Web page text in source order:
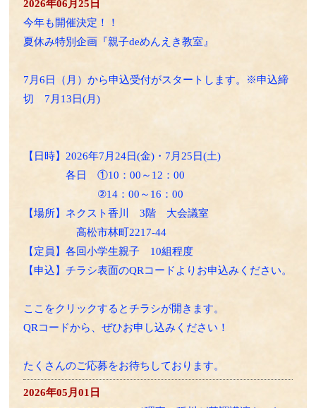
2026年06月25日
今年も開催決定！！
夏休み特別企画『親子deめんえき教室』
7月6日（月）から申込受付がスタートします。※申込締
切 7月13日(月)
【日時】2026年7月24日(金)・7月25日(土)
各日 ①10：00～12：00
②14：00～16：00
【場所】ネクスト香川 3階 大会議室
高松市林町2217-44
【定員】各回小学生親子 10組程度
【申込】チラシ表面のQRコードよりお申込みください。
ここをクリックするとチラシが開きます。
QRコードから、ぜひお申し込みください！
たくさんのご応募をお待ちしております。
2026年05月01日